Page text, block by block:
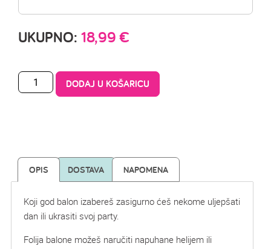
UKUPNO: 18,99€
DODAJ U KOŠARICU
OPIS DOSTAVA NAPOMENA
Koji god balon izabereš zasigurno ćeš nekome uljepšati
dan ili ukrasiti svoj party.
Folija balone možeš naručiti napuhane helijem ili